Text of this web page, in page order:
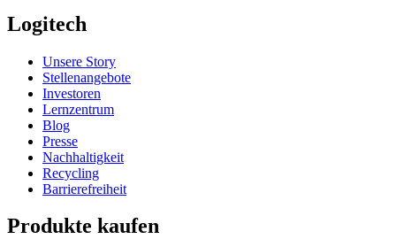
Logitech
Unsere Story
Stellenangebote
Investoren
Lernzentrum
Blog
Presse
Nachhaltigkeit
Recycling
Barrierefreiheit
Produkte kaufen